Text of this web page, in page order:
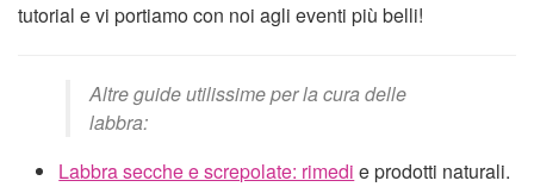
tutorial e vi portiamo con noi agli eventi più belli!
Altre guide utilissime per la cura delle
labbra:
Labbra secche e screpolate: rimedi e prodotti naturali.